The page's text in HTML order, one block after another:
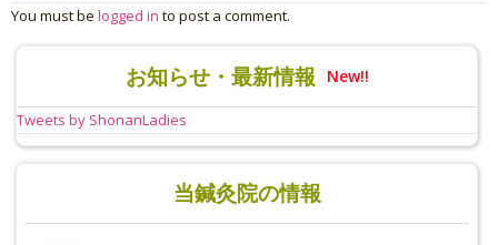
You must be logged in to post a comment.
お知らせ・最新情報 New!!
Tweets by ShonanLadies
当鍼灸院の情報